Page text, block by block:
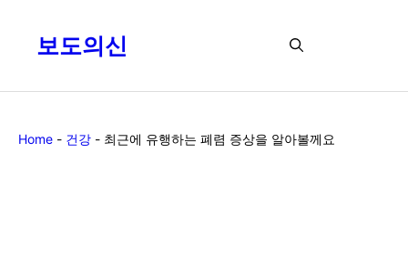
content보도의신
Home - 건강 - 최근에 유행하는 폐렴 증상을 알아볼께요